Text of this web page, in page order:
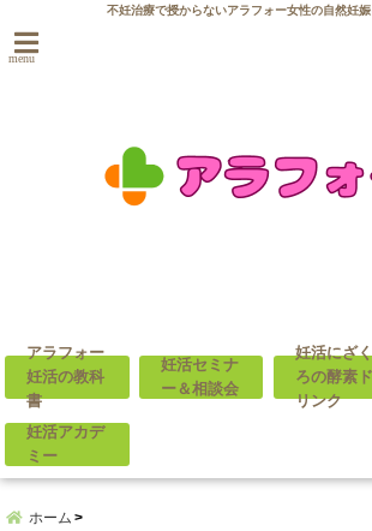
不妊治療で授からないアラフォー女性の自然妊娠
menu
アラフォー
妊活の教科
書
妊活セミナ
ー＆相談会
妊活にざ
ろの酵素ド
リンク
妊活アカデ
ミー
ホーム